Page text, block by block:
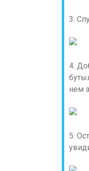
3.
4.
нем
5.